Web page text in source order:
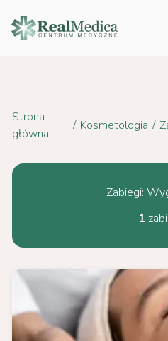
do
treści
Strona
główna
/ Kosmetologia /
Zabiegi:
1